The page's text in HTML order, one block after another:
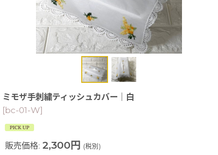
ミモザ手刺繍ティッシュカバー｜白
[bc-01-W]
販売価格: 2,300円 (税別)